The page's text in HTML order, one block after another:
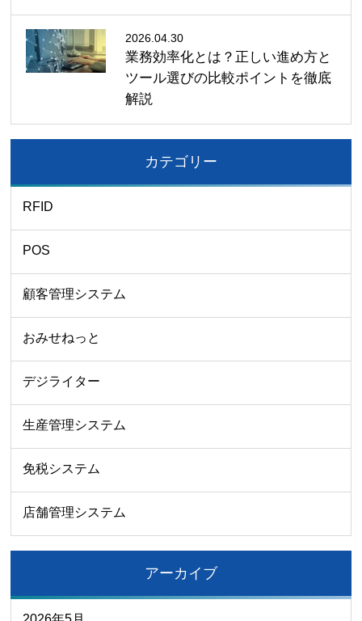
2026.04.30
業務効率化とは？正しい進め方と
ツール選びの比較ポイントを徹底
解説
カテゴリー
RFID
POS
顧客管理システム
おみせねっと
デジライター
生産管理システム
免税システム
店舗管理システム
アーカイブ